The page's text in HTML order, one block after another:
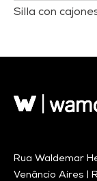
Silla con
Rua Waldemar
Venâncio Aires |